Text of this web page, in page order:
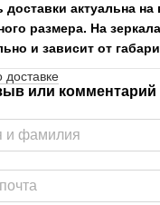
доставки актуальна
размера. На
и зависит от
или комментарий